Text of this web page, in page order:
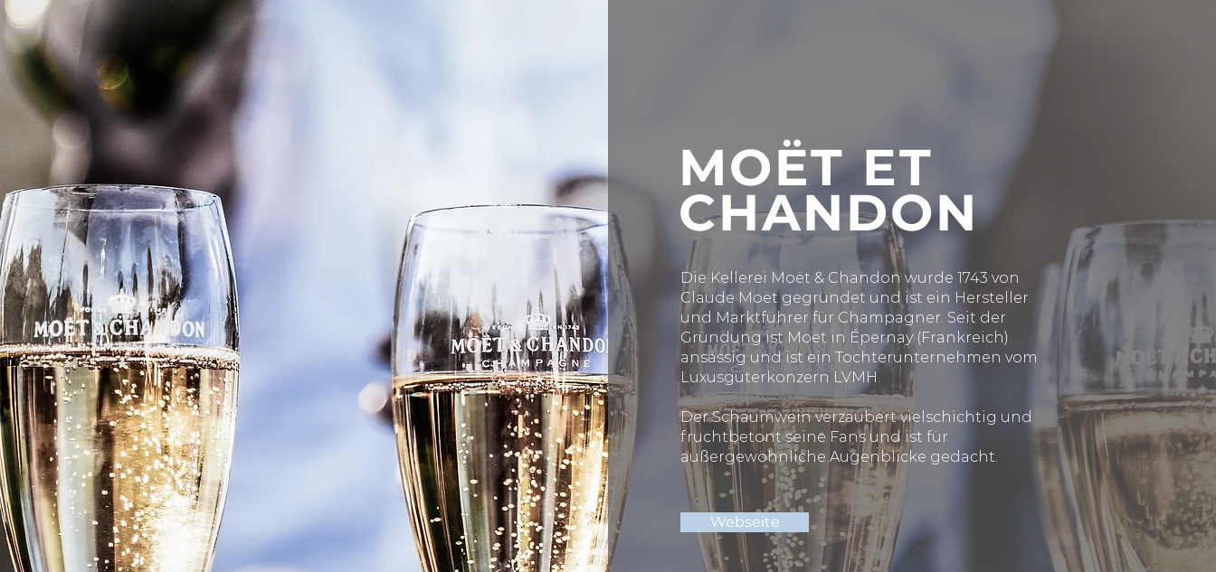
MOËT ET
CHANDON
Die Kellerei Moët & Chandon wurde 1743 von
Claude Moët gegründet und ist ein Hersteller
und Marktführer für Champagner. Seit der
Gründung ist Moët in Épernay (Frankreich)
ansässig und ist ein Tochterunternehmen vom
Luxusgüterkonzern LVMH.
Der Schaumwein verzaubert vielschichtig und
fruchtbetont seine Fans und ist für
außergewöhnliche Augenblicke gedacht.
Webseite